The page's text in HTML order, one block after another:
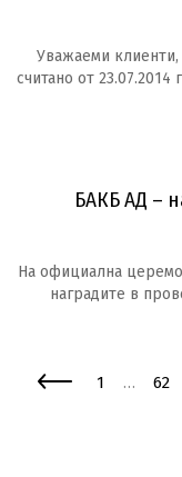
Уважаеми
считано от
БАКБ АД –
На официална
наградите в
Страница
1 … 62